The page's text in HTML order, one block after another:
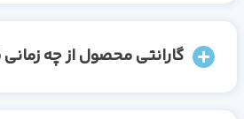
گارانتی محصول از چه